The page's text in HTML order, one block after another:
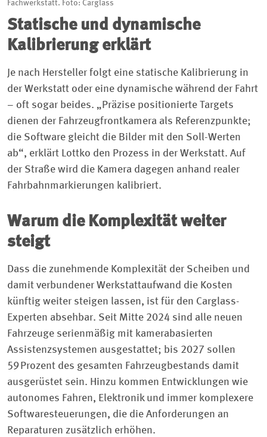
Fachwerkstatt. Foto: Carglass
Statische und dynamische
Kalibrierung erklärt
Je nach Hersteller folgt eine statische Kalibrierung in
der Werkstatt oder eine dynamische während der Fahrt
– oft sogar beides. „Präzise positionierte Targets
dienen der Fahrzeugfrontkamera als Referenzpunkte;
die Software gleicht die Bilder mit den Soll-Werten
ab“, erklärt Lottko den Prozess in der Werkstatt. Auf
der Straße wird die Kamera dagegen anhand realer
Fahrbahnmarkierungen kalibriert.
Warum die Komplexität weiter
steigt
Dass die zunehmende Komplexität der Scheiben und
damit verbundener Werkstattaufwand die Kosten
künftig weiter steigen lassen, ist für den Carglass-
Experten absehbar. Seit Mitte 2024 sind alle neuen
Fahrzeuge serienmäßig mit kamerabasierten
Assistenzsystemen ausgestattet; bis 2027 sollen
59 Prozent des gesamten Fahrzeugbestands damit
ausgerüstet sein. Hinzu kommen Entwicklungen wie
autonomes Fahren, Elektronik und immer komplexere
Softwaresteuerungen, die die Anforderungen an
Reparaturen zusätzlich erhöhen.